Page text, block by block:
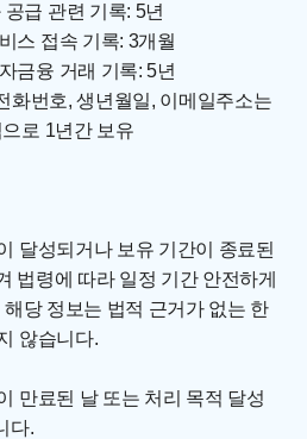
급 관련 기록: 5년
스 접속 기록: 3개월
금융 거래 기록: 5년
화번호, 생년월일, 이메일주소는
로 1년간 보유
달성되거나 보유 기간이 종료된
법령에 따라 일정 기간 안전하게
당 정보는 법적 근거가 없는 한
않습니다.
만료된 날 또는 처리 목적 달성
다.